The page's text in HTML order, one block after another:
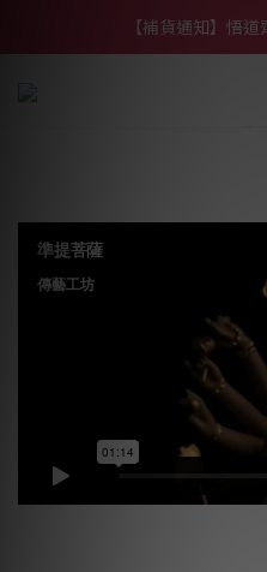
【熱門】馬上有系列！
【補貨通知】悟
【熱門】馬上有系列！